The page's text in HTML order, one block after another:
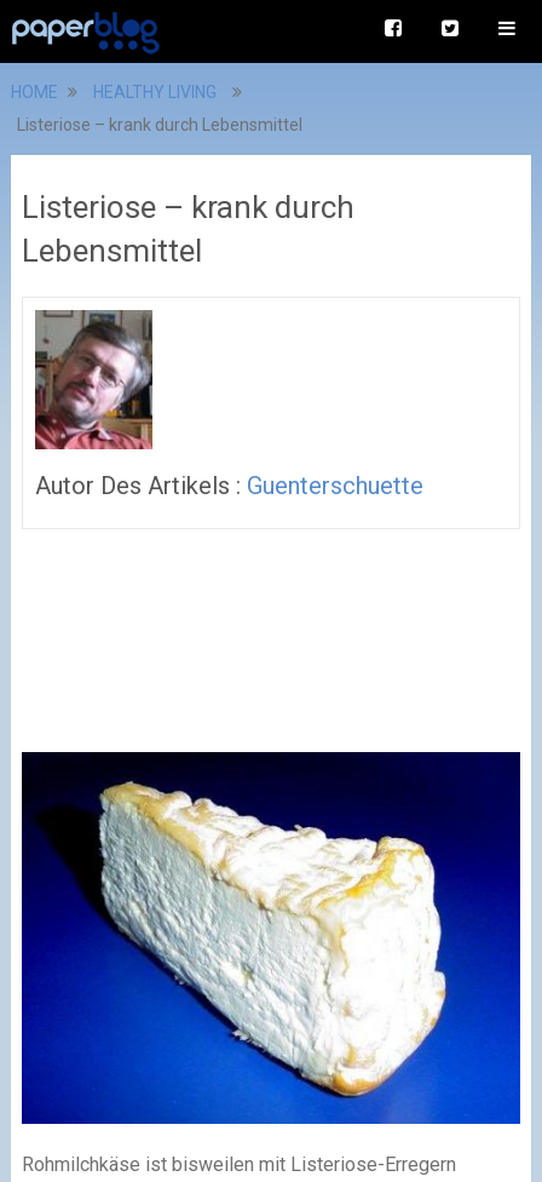
HOME
HEALTHY LIVING
Listeriose – krank durch Lebensmittel
Listeriose – krank durch
Lebensmittel
Autor Des Artikels : Guenterschuette
Rohmilchkäse ist bisweilen mit Listeriose-Erregern